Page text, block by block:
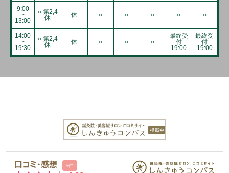
9:00
~
13:00
○ 第2,4
休
休 ○ ○ ○ ○ ○
14:00
~
19:30
○ 第2,4
休
休 ○ ○ ○
最終受
付
19:00
最終受
付
19:00